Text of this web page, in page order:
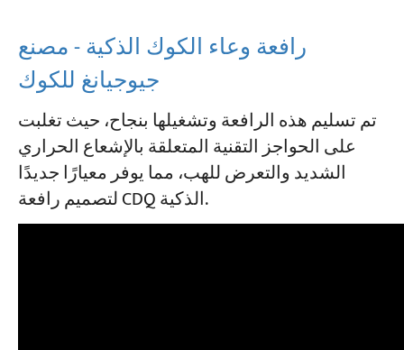
رافعة وعاء الكوك الذكية - مصنع
جيوجيانغ للكوك
تم تسليم هذه الرافعة وتشغيلها بنجاح، حيث تغلبت
على الحواجز التقنية المتعلقة بالإشعاع الحراري
الشديد والتعرض للهب، مما يوفر معيارًا جديدًا
لتصميم رافعة CDQ الذكية.